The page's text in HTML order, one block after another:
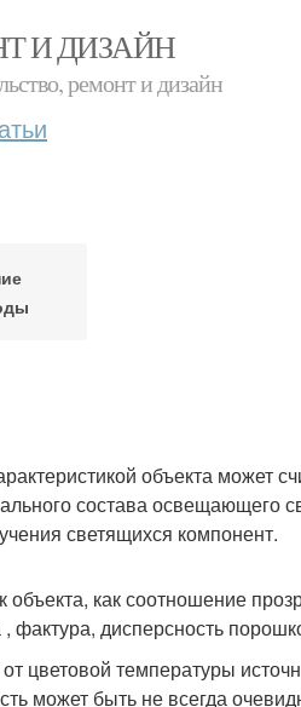
И ДИЗАЙН
ремонт и дизайн
объекта может
состава освещающего
светящихся компонент.
объекта, как соотношение
дисперсность
цветовой температуры
может быть не всегда